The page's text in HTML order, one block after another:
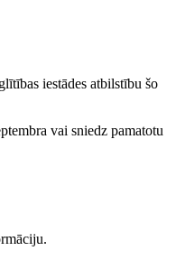
iestādes atbilstību šo
vai sniedz pamatotu